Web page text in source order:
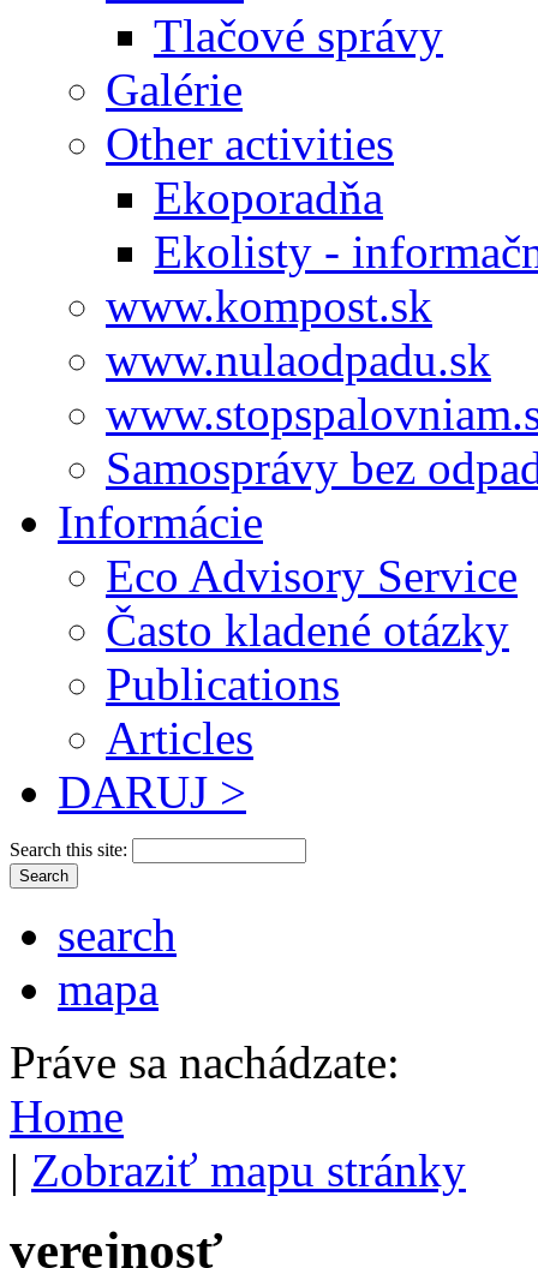
Tlačové správy
Galérie
Other activities
Ekoporadňa
Ekolisty -
www.kompost.sk
www.nulaodpadu.sk
Samosprávy bez
Informácie
Eco Advisory Service
Často kladené otázky
Publications
Articles
DARUJ >
Search this site:
search
mapa
Práve sa nachádzate:
Home
| Zobraziť mapu stránky
verejnosť